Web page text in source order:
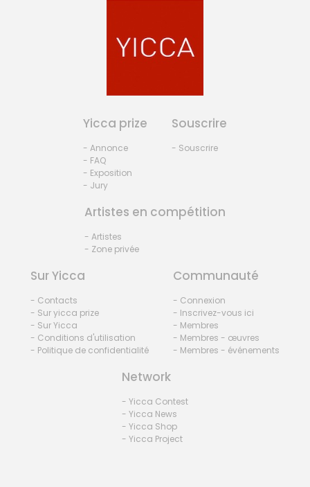
Yicca prize
- Annonce
- FAQ
- Exposition
- Jury
Souscrire
- Souscrire
Artistes en compétition
- Artistes
- Zone privée
Sur Yicca
- Contacts
- Sur yicca prize
- Sur Yicca
- Conditions d'utilisation
- Politique de confidentialité
Communauté
- Connexion
- Inscrivez-vous ici
- Membres
- Membres - œuvres
- Membres - événements
Network
- Yicca Contest
- Yicca News
- Yicca Shop
- Yicca Project